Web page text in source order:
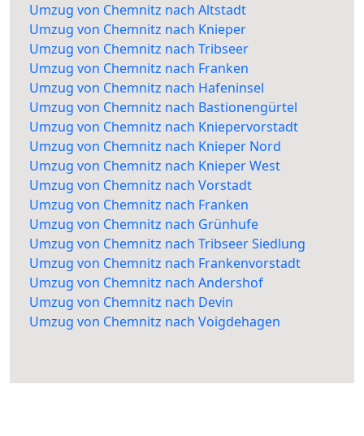
Umzug von Chemnitz nach Altstadt
Umzug von Chemnitz nach Knieper
Umzug von Chemnitz nach Tribseer
Umzug von Chemnitz nach Franken
Umzug von Chemnitz nach Hafeninsel
Umzug von Chemnitz nach Bastionengürtel
Umzug von Chemnitz nach Kniepervorstadt
Umzug von Chemnitz nach Knieper Nord
Umzug von Chemnitz nach Knieper West
Umzug von Chemnitz nach Vorstadt
Umzug von Chemnitz nach Franken
Umzug von Chemnitz nach Grünhufe
Umzug von Chemnitz nach Tribseer Siedlung
Umzug von Chemnitz nach Frankenvorstadt
Umzug von Chemnitz nach Andershof
Umzug von Chemnitz nach Devin
Umzug von Chemnitz nach Voigdehagen